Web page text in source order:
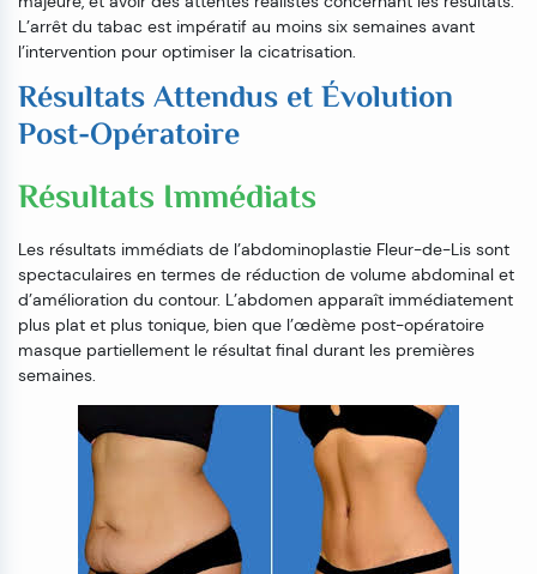
L’arrêt du tabac est impératif au moins six semaines avant
l’intervention pour optimiser la cicatrisation.
Résultats Attendus et Évolution
Post-Opératoire
Résultats Immédiats
Les résultats immédiats de l’abdominoplastie Fleur-de-Lis sont
spectaculaires en termes de réduction de volume abdominal et
d’amélioration du contour. L’abdomen apparaît immédiatement
plus plat et plus tonique, bien que l’œdème post-opératoire
masque partiellement le résultat final durant les premières
semaines.